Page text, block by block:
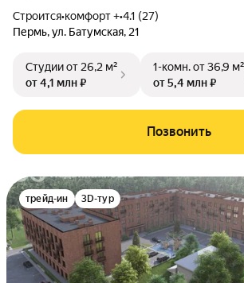
Строится•комфорт +•4.1 (27)
Пермь,ул. Батумская, 21
Студииот 26,2 м²
от 4,1 млн ₽
1-комн.от 36,9 м²
от 5,4 млн ₽
Позвонить
трейд-ин 3D-тур